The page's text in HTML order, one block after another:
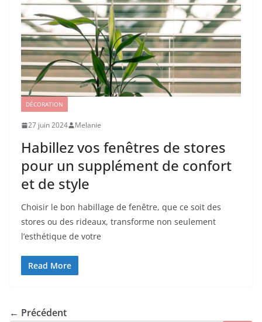
DÉCORATION
27 juin 2024 Melanie
Habillez vos fenêtres de stores
pour un supplément de confort
et de style
Choisir le bon habillage de fenêtre, que ce soit des
stores ou des rideaux, transforme non seulement
l’esthétique de votre
Read More
← Précédent